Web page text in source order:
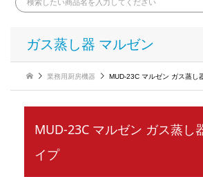
ガス蒸し器 マルゼン
業務用厨房機器 MUD-23C マルゼン ガス蒸し
MUD-23C マルゼン ガス蒸し
イプ